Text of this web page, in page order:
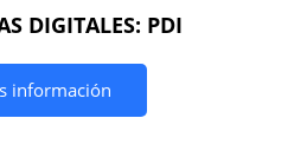
DIGITALES: PDI
información